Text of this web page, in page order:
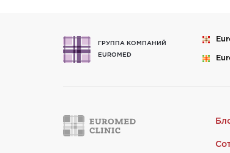
ГРУППА КОМПАНИЙ
EUROMED